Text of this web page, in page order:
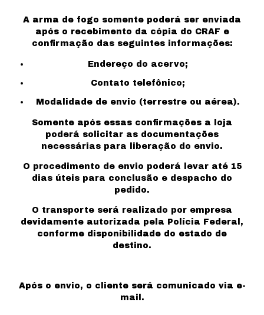
A arma de fogo somente poderá ser enviada
após o recebimento da cópia do CRAF e
confirmação das seguintes informações:
Endereço do acervo;
Contato telefônico;
Modalidade de envio (terrestre ou aérea).
Somente após essas confirmações a loja
poderá solicitar as documentações
necessárias para liberação do envio.
O procedimento de envio poderá levar até 15
dias úteis para conclusão e despacho do
pedido.
O transporte será realizado por empresa
devidamente autorizada pela Polícia Federal,
conforme disponibilidade do estado de
destino.
Após o envio, o cliente será comunicado via e-
mail.